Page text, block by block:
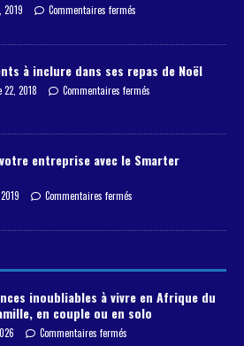
Commentaires fermés
à inclure dans ses repas de Noël
22, 2018 Commentaires fermés
entreprise avec le Smarter
Commentaires fermés
inoubliables à vivre en Afrique du
en couple ou en solo
Commentaires fermés